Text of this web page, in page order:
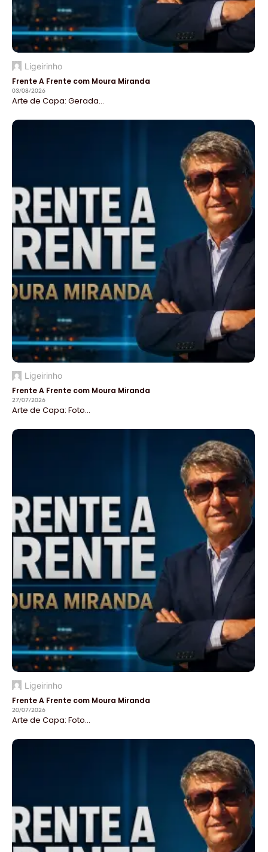
Ligeirinho
Frente A Frente com Moura Miranda
03/08/2026
Arte de Capa: Gerada...
Ligeirinho
Frente A Frente com Moura Miranda
27/07/2026
Arte de Capa: Foto...
Ligeirinho
Frente A Frente com Moura Miranda
20/07/2026
Arte de Capa: Foto...